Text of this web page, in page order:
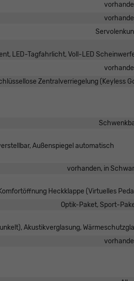
LED-Tagfahrlicht, Voll-LED
Zentralverriegelung (Keyless
Außenspiegel automatisch
vorhanden, in
Heckklappe (Virtuelles
Optik-Paket, Sport-
Akustikverglasung,